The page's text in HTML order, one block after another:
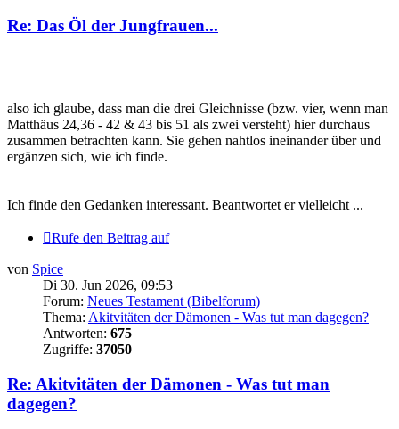
Re: Das Öl der Jungfrauen...
also ich glaube, dass man die drei Gleichnisse (bzw. vier, wenn man
Matthäus 24,36 - 42 & 43 bis 51 als zwei versteht) hier durchaus
zusammen betrachten kann. Sie gehen nahtlos ineinander über und
ergänzen sich, wie ich finde.
Ich finde den Gedanken interessant. Beantwortet er vielleicht ...
Rufe den Beitrag auf
von Spice
Di 30. Jun 2026, 09:53
Forum: Neues Testament (Bibelforum)
Thema: Akitvitäten der Dämonen - Was tut man dagegen?
Antworten: 675
Zugriffe: 37050
Re: Akitvitäten der Dämonen - Was tut man
dagegen?